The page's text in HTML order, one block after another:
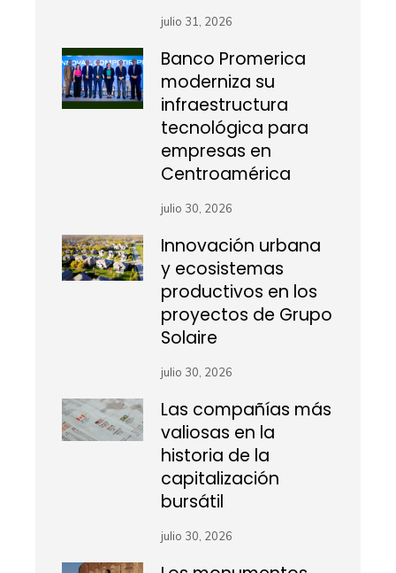
julio 31, 2026
Banco Promerica
moderniza su
infraestructura
tecnológica para
empresas en
Centroamérica
julio 30, 2026
Innovación urbana
y ecosistemas
productivos en los
proyectos de Grupo
Solaire
julio 30, 2026
Las compañías más
valiosas en la
historia de la
capitalización
bursátil
julio 30, 2026